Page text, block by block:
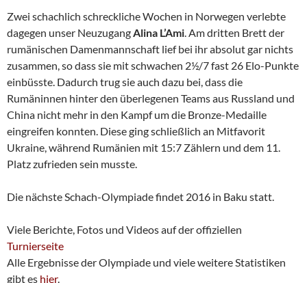
Zwei schachlich schreckliche Wochen in Norwegen verlebte
dagegen unser NeuzugangAlina L’Ami. Am dritten Brett der
rumänischen Damenmannschaft lief bei ihr absolut gar nichts
zusammen, so dass sie mit schwachen 2½/7 fast 26 Elo-Punkte
einbüsste. Dadurch trug sie auch dazu bei, dass die
Rumäninnen hinter den überlegenen Teams aus Russland und
China nicht mehr in den Kampf um die Bronze-Medaille
eingreifen konnten. Diese ging schließlich an Mitfavorit
Ukraine, während Rumänien mit 15:7 Zählern und dem 11.
Platz zufrieden sein musste.
Die nächste Schach-Olympiade findet 2016 in Baku statt.
Viele Berichte, Fotos und Videos auf der offiziellen
Turnierseite
Alle Ergebnisse der Olympiade und viele weitere Statistiken
gibt es hier.